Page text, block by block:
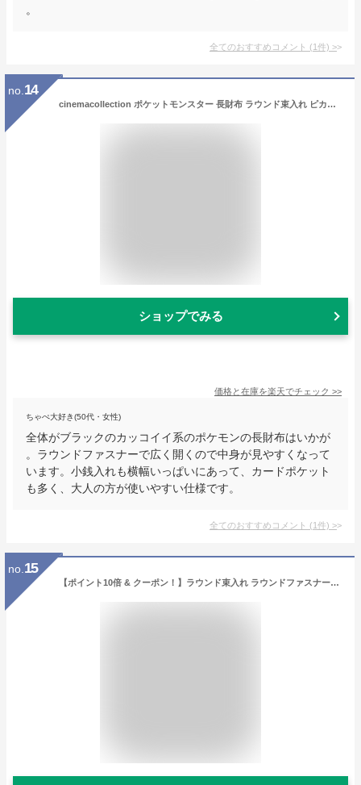
。
全てのおすすめコメント (1件) >
no. 14
cinemacollection ポケットモンスター 長財布 ラウンド束入れ ピカチュウ BK ポケモン サンアート プレゼント キャラクター グッズ 財布
ショップでみる
価格と在庫を楽天でチェック >>
ちゃぺ大好き(50代・女性)
全体がブラックのカッコイイ系のポケモンの長財布はいかが
。ラウンドファスナーで広く開くので中身が見やすくなって
います。小銭入れも横幅いっぱいにあって、カードポケット
も多く、大人の方が使いやすい仕様です。
全てのおすすめコメント (1件) >
no. 15
【ポイント10倍 & クーポン！】ラウンド束入れ ラウンドファスナーロングウォレット レディース長財布 ポケットモンスター キルトシリーズ オレンジ ポケモン サンアート プレゼント ギフト